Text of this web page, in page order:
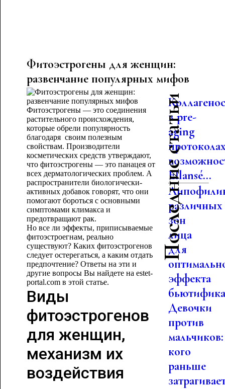
Фитоэстрогены для женщин:
развенчание популярных мифов
Фитоэстрогены — это соединения
растительного происхождения,
которые обрели популярность
благодаря своим полезным
свойствам. Производители
косметических средств утверждают,
что фитоэстрогены — это панацея от
всех дерматологических проблем. А
распространители биологически-
активных добавок говорят, что они
помогают бороться с основными
симптомами климакса и
предотвращают рак.
Но все ли эффекты, приписываемые
фитоэстроегнам, реально
существуют? Каких фитоэстрогенов
следует остерегаться, а каким отдать
предпочтение? Ответы на эти и
другие вопросы Вы найдете на estet-
portal.com в этой статье.
Виды
фитоэстрогенов
для женщин,
механизм их
воздействия
Последние статьи
в pre-
aging
Ellansé...
различных
зон
лица
для
эффекта
Девочки
против
мальчиков:
кого
раньше